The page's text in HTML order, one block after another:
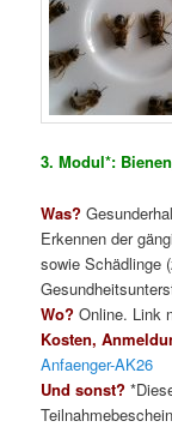
3. Modul*:
Was?
Erkennen der
sowie Schädlinge
Wo?Online. Link
Kosten,
Anfaenger-AK26
Und sonst?